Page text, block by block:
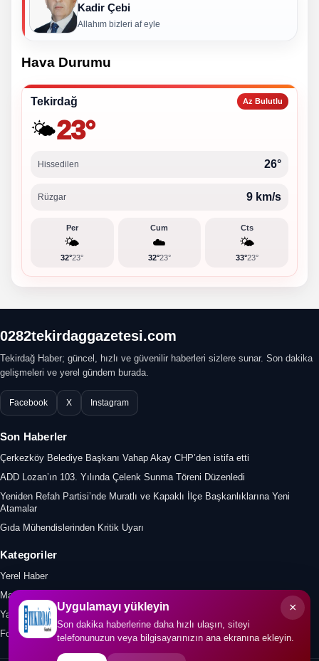
Kadir Çebi
Allahım bizleri af eyle
Hava Durumu
Tekirdağ Az Bulutlu
🌤️23°
Hissedilen 26°
Rüzgar 9 km/s
Per
🌤️
32°23°
Cum
☁️
32°23°
Cts
🌤️
33°23°
0282tekirdaggazetesi.com
Tekirdağ Haber; güncel, hızlı ve güvenilir haberleri sizlere sunar. Son dakika
gelişmeleri ve yerel gündem burada.
Facebook X Instagram
Son Haberler
Çerkezköy Belediye Başkanı Vahap Akay CHP’den istifa etti
ADD Lozan’ın 103. Yılında Çelenk Sunma Töreni Düzenledi
Yeniden Refah Partisi’nde Muratlı ve Kapaklı İlçe Başkanlıklarına Yeni
Atamalar
Gıda Mühendislerinden Kritik Uyarı
Kategoriler
Yerel Haber
Manşet
Yazar
Foto Galeri
×
Uygulamayı yükleyin
Son dakika haberlerine daha hızlı ulaşın, siteyi
telefonunuzun veya bilgisayarınızın ana ekranına ekleyin.